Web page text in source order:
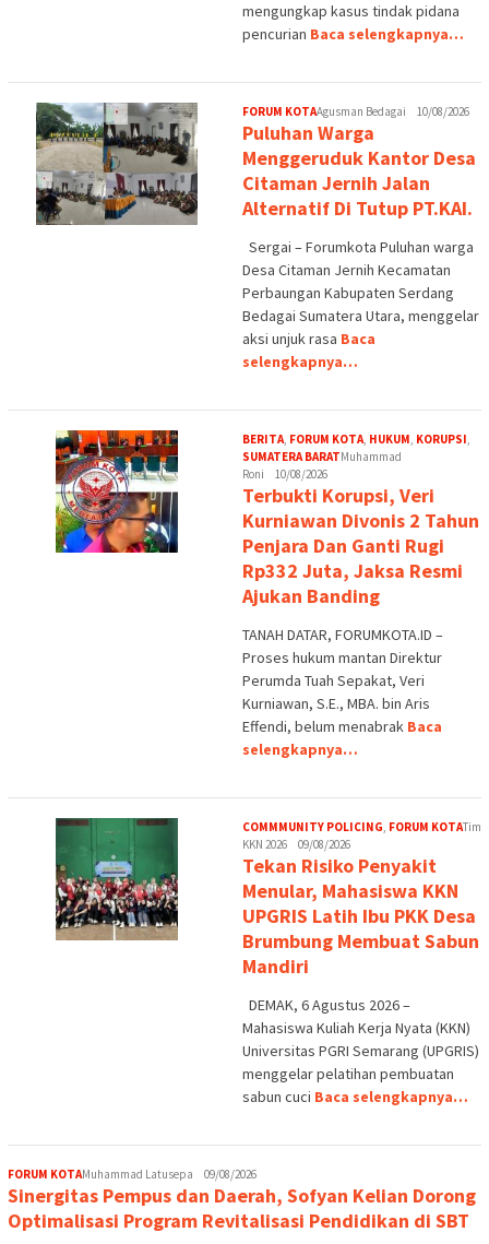
mengungkap kasus tindak pidana
pencurian Baca selengkapnya…
FORUM KOTAAgusman Bedagai 10/08/2026
Puluhan Warga
Menggeruduk Kantor Desa
Citaman Jernih Jalan
Alternatif Di Tutup PT.KAI.
Sergai – Forumkota Puluhan warga
Desa Citaman Jernih Kecamatan
Perbaungan Kabupaten Serdang
Bedagai Sumatera Utara, menggelar
aksi unjuk rasa Baca
selengkapnya…
BERITA, FORUM KOTA, HUKUM, KORUPSI,
SUMATERA BARATMuhammad
Roni
10/08/2026
Terbukti Korupsi, Veri
Kurniawan Divonis 2 Tahun
Penjara Dan Ganti Rugi
Rp332 Juta, Jaksa Resmi
Ajukan Banding
TANAH DATAR, FORUMKOTA.ID –
Proses hukum mantan Direktur
Perumda Tuah Sepakat, Veri
Kurniawan, S.E., MBA. bin Aris
Effendi, belum menabrak Baca
selengkapnya…
COMMMUNITY POLICING, FORUM KOTATim
KKN 2026
09/08/2026
Tekan Risiko Penyakit
Menular, Mahasiswa KKN
UPGRIS Latih Ibu PKK Desa
Brumbung Membuat Sabun
Mandiri
DEMAK, 6 Agustus 2026 –
Mahasiswa Kuliah Kerja Nyata (KKN)
Universitas PGRI Semarang (UPGRIS)
menggelar pelatihan pembuatan
sabun cuci Baca selengkapnya…
FORUM KOTAMuhammad Latusepa 09/08/2026
Sinergitas Pempus dan Daerah, Sofyan Kelian Dorong
Optimalisasi Program Revitalisasi Pendidikan di SBT